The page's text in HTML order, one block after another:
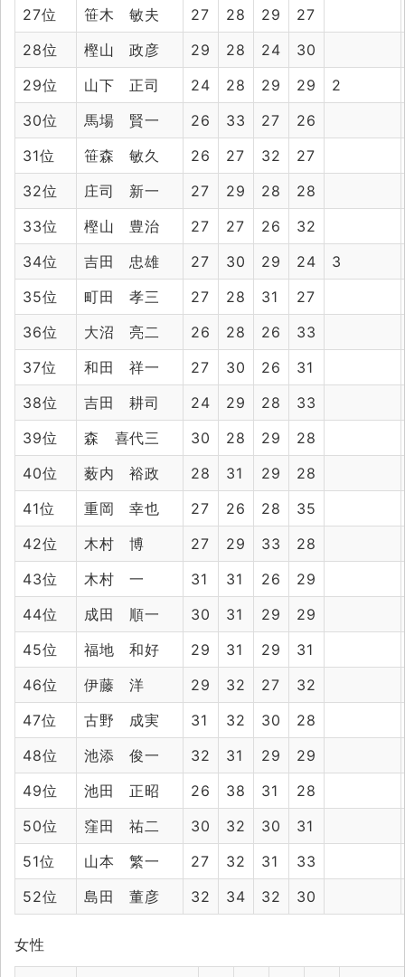
27位
笹木 敏夫 27 28 29
27
28位
樫山 政彦 29 28 24
30
29位
山下 正司 24 28 29 29
2
30位
馬場 賢一 26 33 27
26
31位
笹森 敏久 26 27 32
27
32位
庄司 新一 27 29 28
28
33位
樫山 豊治 27 27 26
32
34位
吉田 忠雄 27 30 29 24
3
35位
町田 孝三 27 28 31
27
36位
大沼 亮二 26 28 26
33
37位
和田 祥一 27 30 26
31
38位
吉田 耕司 24 29 28
33
39位
森 喜代三 30 28 29
28
40位
薮内 裕政 28 31 29
28
41位
重岡 幸也 27 26 28
35
42位
木村 博 27 29 33
28
43位
木村 一 31 31 26
29
44位
成田 順一 30 31 29
29
45位
福地 和好 29 31 29
31
46位
伊藤 洋 29 32 27
32
47位
古野 成実 31 32 30
28
48位
池添 俊一 32 31 29
29
49位
池田 正昭 26 38 31
28
50位
窪田 祐二 30 32 30
31
51位
山本 繁一 27 32 31
33
52位
島田 董彦 32 34 32 30
女性